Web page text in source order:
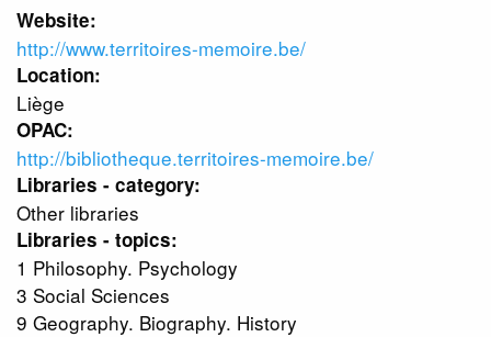
Website:
http://www.territoires-memoire.be/
Location:
Liège
OPAC:
http://bibliotheque.territoires-memoire.be/
Libraries - category:
Other libraries
Libraries - topics:
1 Philosophy. Psychology
3 Social Sciences
9 Geography. Biography. History